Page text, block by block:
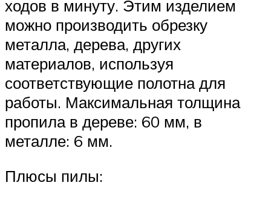
ходов в минуту. Этим изделием
можно производить обрезку
металла, дерева, других
материалов, используя
соответствующие полотна для
работы. Максимальная толщина
пропила в дереве: 60 мм, в
металле: 6 мм.
Плюсы пилы: